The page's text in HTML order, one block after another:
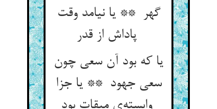
گهر ** یا نیامد وقت
یا که بود آن سعی چون
سعی جهود ** یا جزا
وابسته‌ی میقات بود